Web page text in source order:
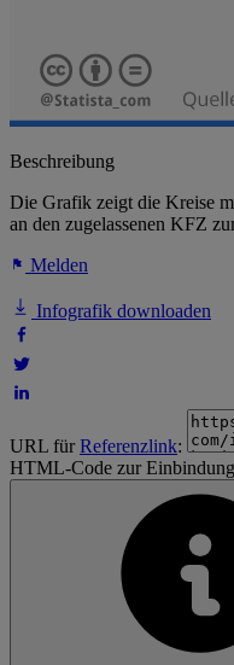
Beschreibung
Die Grafik zeigt die Kreise
an den zugelassenen KFZ
Melden
Infografik downloaden
URL fürReferenzlink:
HTML-Code zur Einbindung